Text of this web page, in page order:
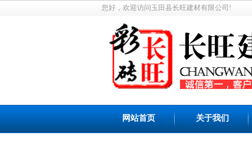
您好，欢迎访问玉田县长旺建材有限公司!
网站首页 关于我们